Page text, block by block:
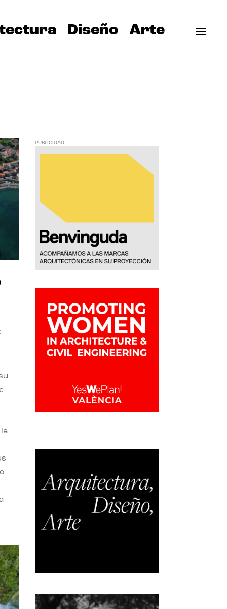
Diseño Arte
PUBLICIDAD